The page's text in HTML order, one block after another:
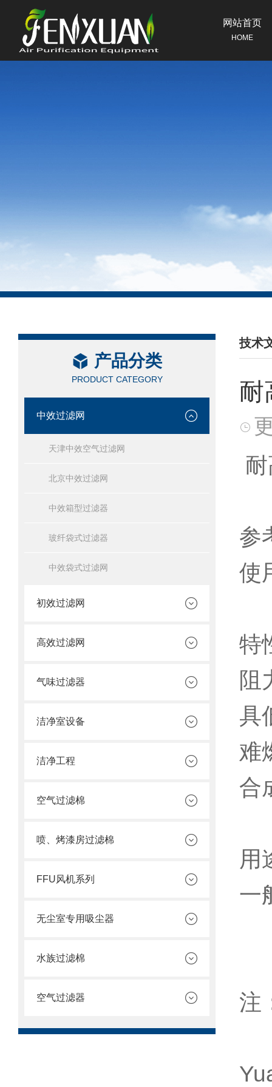
网站首页
HOME
产品分类
PRODUCT CATEGORY
中效过滤网
天津中效空气过滤网
北京中效过滤网
中效箱型过滤器
玻纤袋式过滤器
中效袋式过滤网
初效过滤网
高效过滤网
气味过滤器
洁净室设备
洁净工程
空气过滤棉
喷、烤漆房过滤棉
FFU风机系列
无尘室专用吸尘器
水族过滤棉
空气过滤器
技术
/
耐
参
使
特
阻
具
难
合
用
一
注